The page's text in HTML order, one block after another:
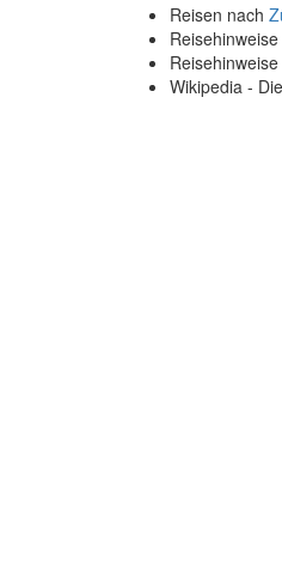
Reisen nach
Wikipedia -